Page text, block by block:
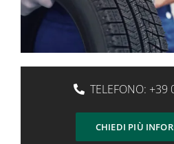
TELEFONO: +39
CHIEDI PIÙ